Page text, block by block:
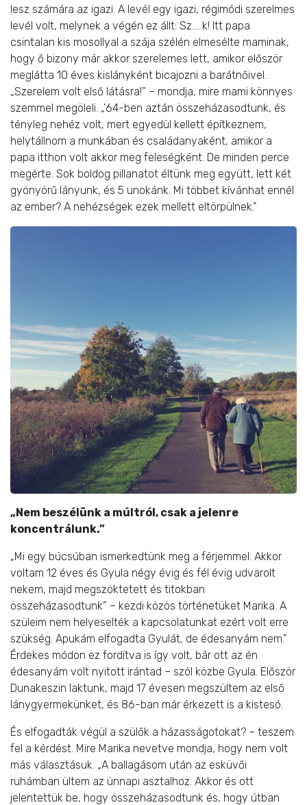
lesz számára az igazi. A levél egy igazi, régimódi szerelmes
levél volt, melynek a végén ez állt: Sz…..k! Itt papa
csintalan kis mosollyal a szája szélén elmesélte maminak,
hogy ő bizony már akkor szerelemes lett, amikor először
meglátta 10 éves kislányként bicajozni a barátnőivel.
„Szerelem volt első látásra!” – mondja, mire mami könnyes
szemmel megöleli. „’64-ben aztán összeházasodtunk, és
tényleg nehéz volt, mert egyedül kellett építkeznem,
helytállnom a munkában és családanyaként, amikor a
papa itthon volt akkor meg feleségként. De minden perce
megérte. Sok boldog pillanatot éltünk meg együtt, lett két
gyönyörű lányunk, és 5 unokánk. Mi többet kívánhat ennél
az ember? A nehézségek ezek mellett eltörpülnek.”
„Nem beszélünk a múltról, csak a jelenre
koncentrálunk.”
„Mi egy búcsúban ismerkedtünk meg a férjemmel. Akkor
voltam 12 éves és Gyula négy évig és fél évig udvarolt
nekem, majd megszöktetett és titokban
összeházasodtunk” – kezdi közös történetüket Marika. A
szüleim nem helyeselték a kapcsolatunkat ezért volt erre
szükség. Apukám elfogadta Gyulát, de édesanyám nem.”
Érdekes módon ez fordítva is így volt, bár ott az én
édesanyám volt nyitott irántad – szól közbe Gyula. Először
Dunakeszin laktunk, majd 17 évesen megszültem az első
lánygyermekünket, és 86-ban már érkezett is a kistesó.
És elfogadták végül a szülők a házasságotokat? – teszem
fel a kérdést. Mire Marika nevetve mondja, hogy nem volt
más választásuk. „A ballagásom után az esküvői
ruhámban ültem az ünnapi asztalhoz. Akkor és ott
jelentettük be, hogy összeházasodtunk és, hogy útban